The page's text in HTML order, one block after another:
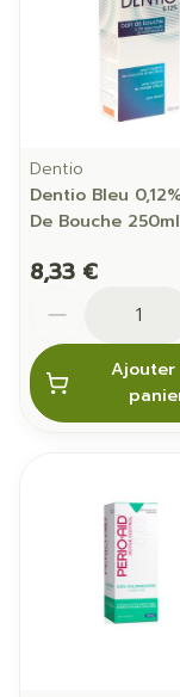
Dentio
Dentio Bleu
De Bouche 250ml
8,33 €
Ajouter